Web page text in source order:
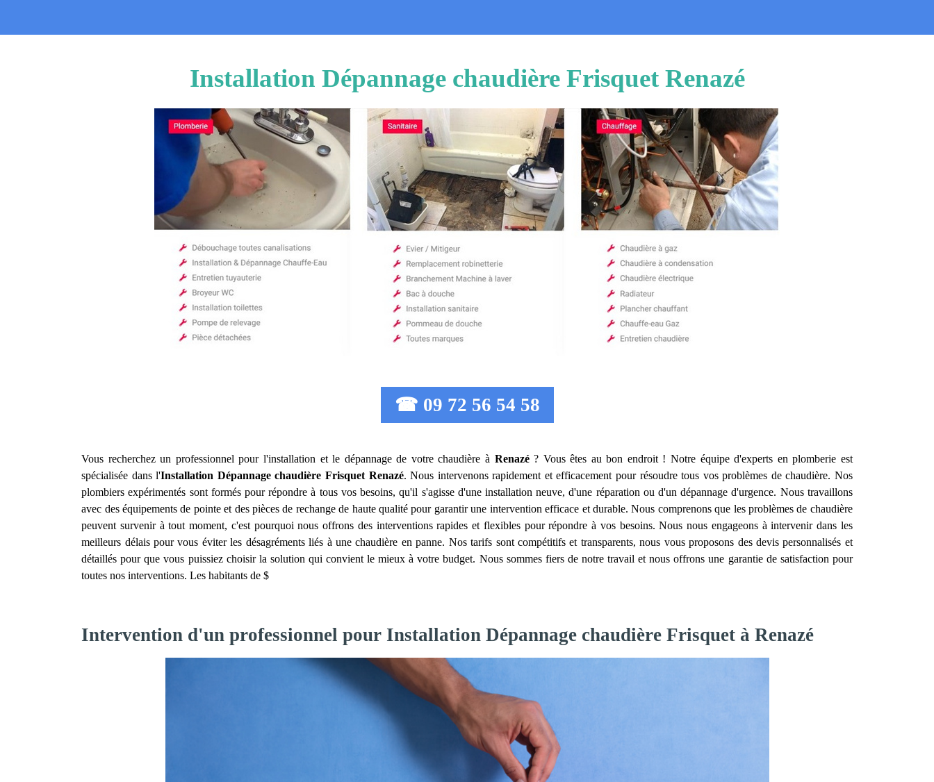
Installation Dépannage chaudière Frisquet Renazé
☎ 09 72 56 54 58
Vous recherchez un professionnel pour l'installation et le dépannage de votre chaudière à Renazé? Vous êtes au bon endroit ! Notre équipe d'experts en plomberie est
spécialisée dans l'Installation Dépannage chaudière Frisquet Renazé. Nous intervenons rapidement et efficacement pour résoudre tous vos problèmes de chaudière. Nos
plombiers expérimentés sont formés pour répondre à tous vos besoins, qu'il s'agisse d'une installation neuve, d'une réparation ou d'un dépannage d'urgence. Nous travaillons
avec des équipements de pointe et des pièces de rechange de haute qualité pour garantir une intervention efficace et durable. Nous comprenons que les problèmes de chaudière
peuvent survenir à tout moment, c'est pourquoi nous offrons des interventions rapides et flexibles pour répondre à vos besoins. Nous nous engageons à intervenir dans les
meilleurs délais pour vous éviter les désagréments liés à une chaudière en panne. Nos tarifs sont compétitifs et transparents, nous vous proposons des devis personnalisés et
détaillés pour que vous puissiez choisir la solution qui convient le mieux à votre budget. Nous sommes fiers de notre travail et nous offrons une garantie de satisfaction pour
toutes nos interventions. Les habitants de $
Intervention d'un professionnel pour Installation Dépannage chaudière Frisquet à Renazé